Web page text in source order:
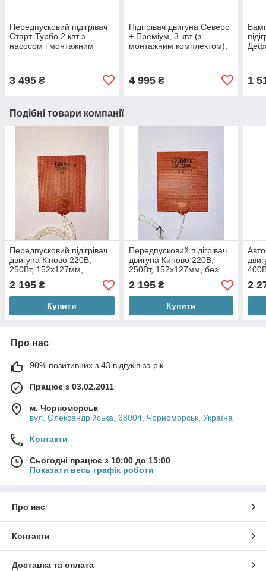
Передпусковий підігрівач
Старт-Турбо 2 квт з
насосом і монтажним
3 495 ₴
Підігрівач двигуна Северс
+ Преміум, 3 квт (з
монтажним комплектом),
4 995₴ 1
Подібні товари компанії
Передпусковий підігрівач
двигуна Кіново 220В,
250Вт, 152х127мм,
терморегулятор 90
градусов
2 195 ₴
Купити
Передпусковий підігрівач
двигуна Киново 220В,
250Вт, 152х127мм, без
терморегулятора
2 195₴
Купити
2
Про нас
90% позитивних з 43 відгуків за рік
Працює з 03.02.2011
м. Чорноморськ
вул. Олександрійська, 68004, Чорноморськ, Україна
Контакти
Сьогодні працює з 10:00 до 15:00
Показати весь графік роботи
Про нас
Контакти
Доставка та оплата